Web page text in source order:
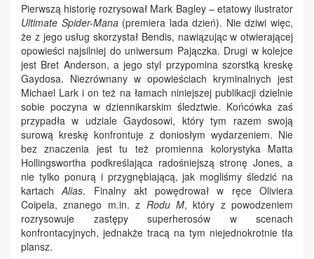
Pierwszą historię rozrysował Mark Bagley – etatowy ilustrator
Ultimate Spider-Mana (premiera lada dzień). Nie dziwi więc,
że z jego usług skorzystał Bendis, nawiązując w otwierającej
opowieści najsilniej do uniwersum Pajączka. Drugi w kolejce
jest Bret Anderson, a jego styl przypomina szorstką kreskę
Gaydosa. Niezrównany w opowieściach kryminalnych jest
Michael Lark i on też na łamach niniejszej publikacji dzielnie
sobie poczyna w dziennikarskim śledztwie. Końcówka zaś
przypadła w udziale Gaydosowi, który tym razem swoją
surową kreskę konfrontuje z doniosłym wydarzeniem. Nie
bez znaczenia jest tu też promienna kolorystyka Matta
Hollingswortha podkreślająca radośniejszą stronę Jones, a
nie tylko ponurą i przygnębiającą, jak mogliśmy śledzić na
kartachAlias. Finalny akt powędrował w ręce Oliviera
Coipela, znanego m.in. z Rodu M, który z powodzeniem
rozrysowuje zastępy superherosów w scenach
konfrontacyjnych, jednakże tracą na tym niejednokrotnie tła
plansz.